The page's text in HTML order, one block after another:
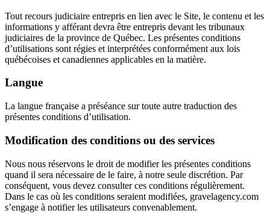
Tout recours judiciaire entrepris en lien avec le Site, le contenu et les
informations y afférant devra être entrepris devant les tribunaux
judiciaires de la province de Québec. Les présentes conditions
d’utilisations sont régies et interprétées conformément aux lois
québécoises et canadiennes applicables en la matière.
Langue
La langue française a préséance sur toute autre traduction des
présentes conditions d’utilisation.
Modification des conditions ou des services
Nous nous réservons le droit de modifier les présentes conditions
quand il sera nécessaire de le faire, à notre seule discrétion. Par
conséquent, vous devez consulter ces conditions régulièrement.
Dans le cas où les conditions seraient modifiées, gravelagency.com
s’engage à notifier les utilisateurs convenablement.